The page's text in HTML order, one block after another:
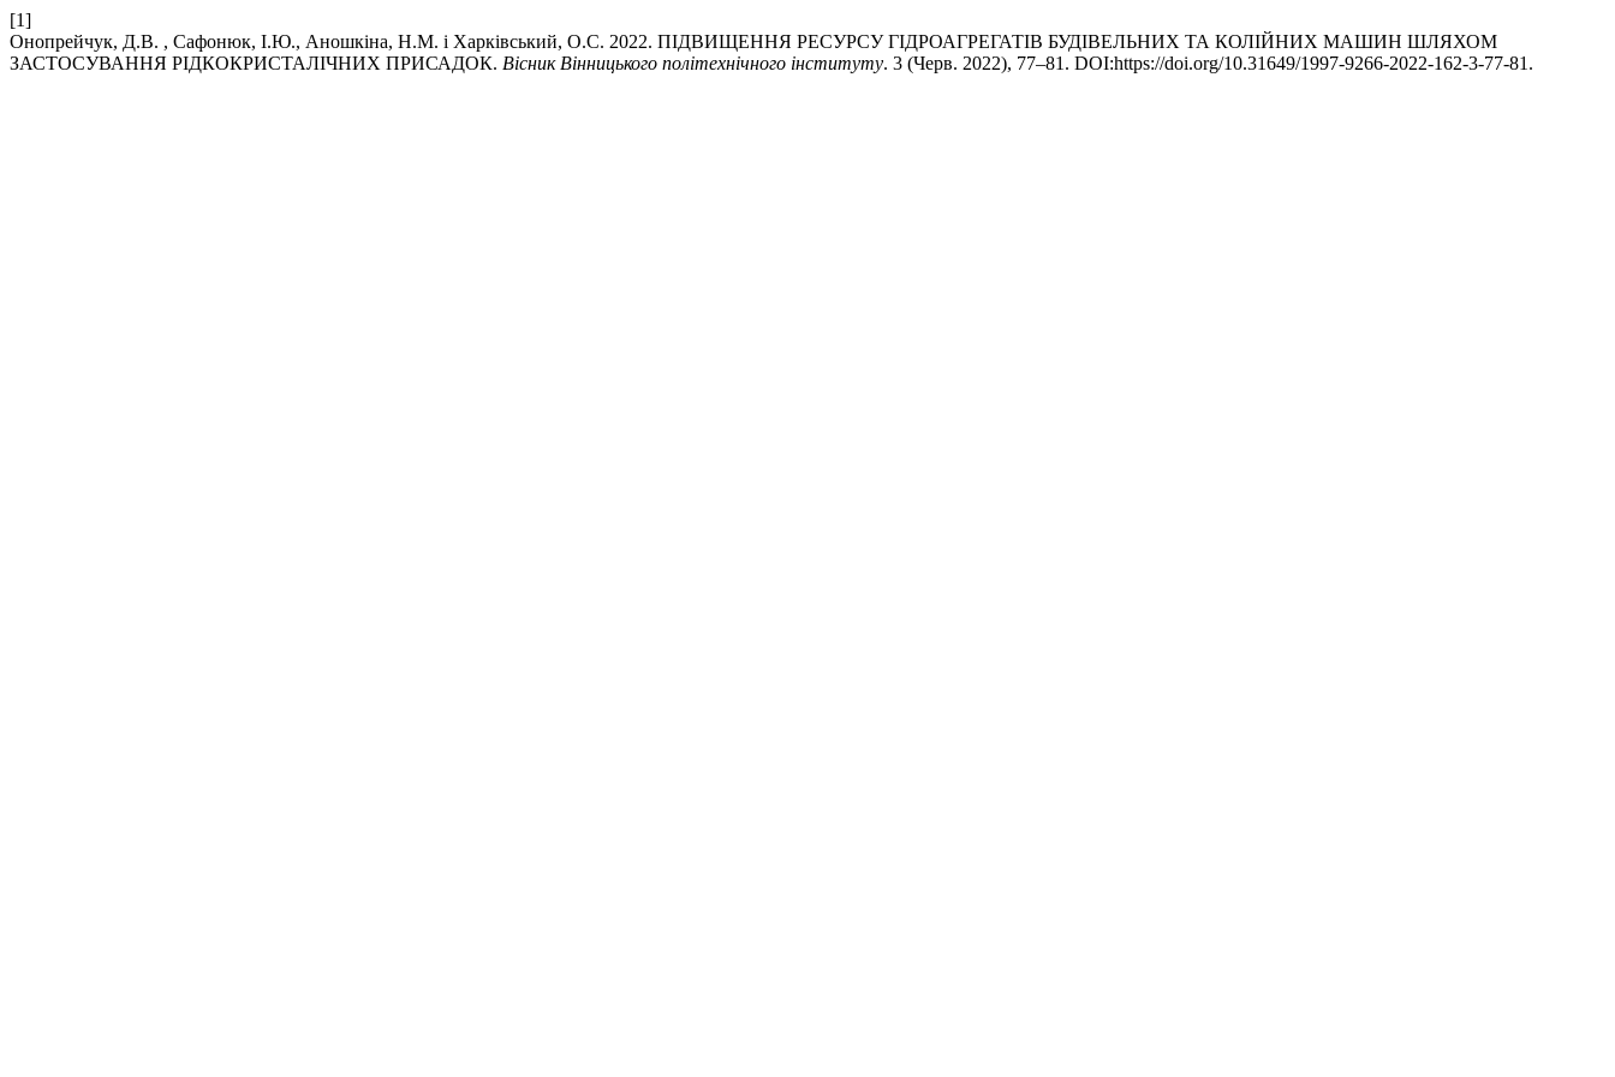
[1]
Онопрейчук, Д.В. , Сафонюк, І.Ю., Аношкіна, Н.М. і Харківський, О.С. 2022. ПІДВИЩЕННЯ РЕСУРСУ ГІДРОАГРЕГАТІВ БУДІВЕЛЬНИХ ТА КОЛІЙНИХ МАШИН ШЛЯХОМ
ЗАСТОСУВАННЯ РІДКОКРИСТАЛІЧНИХ ПРИСАДОК. Вісник Вінницького політехнічного інституту. 3 (Черв. 2022), 77–81. DOI:https://doi.org/10.31649/1997-9266-2022-162-3-77-81.